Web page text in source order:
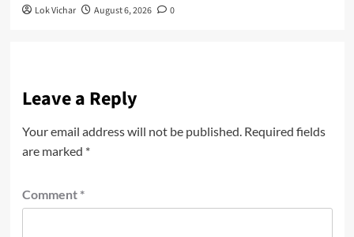
Lok Vichar August 6, 2026 0
Leave a Reply
Your email address will not be published. Required fields
are marked *
Comment *